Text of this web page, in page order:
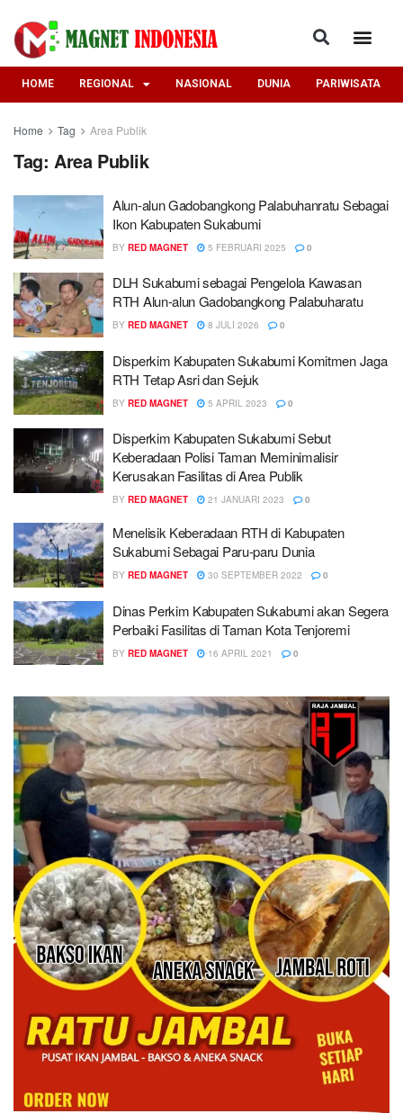
HOME REGIONAL NASIONAL DUNIA PARIWISATA
Home Tag Area Publik
Tag: Area Publik
Alun-alun Gadobangkong Palabuhanratu Sebagai
Ikon Kabupaten Sukabumi
BY RED MAGNET 5 FEBRUARI 2025 0
DLH Sukabumi sebagai Pengelola Kawasan
RTH Alun-alun Gadobangkong Palabuharatu
BY RED MAGNET 8 JULI 2026 0
Disperkim Kabupaten Sukabumi Komitmen Jaga
RTH Tetap Asri dan Sejuk
BY RED MAGNET 5 APRIL 2023 0
Disperkim Kabupaten Sukabumi Sebut
Keberadaan Polisi Taman Meminimalisir
Kerusakan Fasilitas di Area Publik
BY RED MAGNET 21 JANUARI 2023 0
Menelisik Keberadaan RTH di Kabupaten
Sukabumi Sebagai Paru-paru Dunia
BY RED MAGNET 30 SEPTEMBER 2022 0
Dinas Perkim Kabupaten Sukabumi akan Segera
Perbaiki Fasilitas di Taman Kota Tenjoremi
BY RED MAGNET 16 APRIL 2021 0